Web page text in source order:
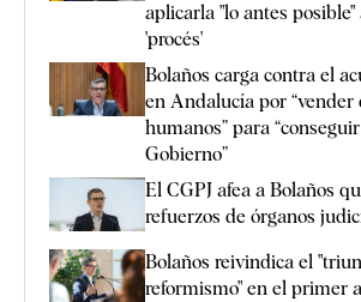
aplicarla "lo antes
'procés'
Bolaños carga contra el
en Andalucía por “vender
humanos” para
Gobierno”
El CGPJ afea a Bolaños
refuerzos de órganos
Bolaños reivindica el
reformismo" en el primer